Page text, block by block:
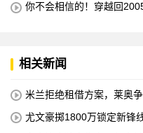
你不会相信的！穿越回
相关新闻
米兰拒绝租借方案，莱奥
尤文豪掷1800万锁定新锋